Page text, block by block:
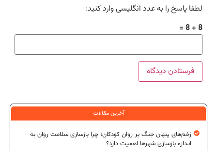
لطفا پاسخ را به عدد انگلیسی وارد کنید:
8 + 8 =
آخرین مقالات
زخم‌های پنهان جنگ بر روان کودکان؛ چرا بازسازی سلامت روان به
اندازه بازسازی شهرها اهمیت دارد؟